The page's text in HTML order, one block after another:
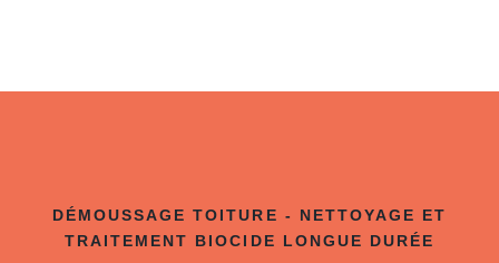
DÉMOUSSAGE TOITURE - NETTOYAGE ET
TRAITEMENT BIOCIDE LONGUE DURÉE